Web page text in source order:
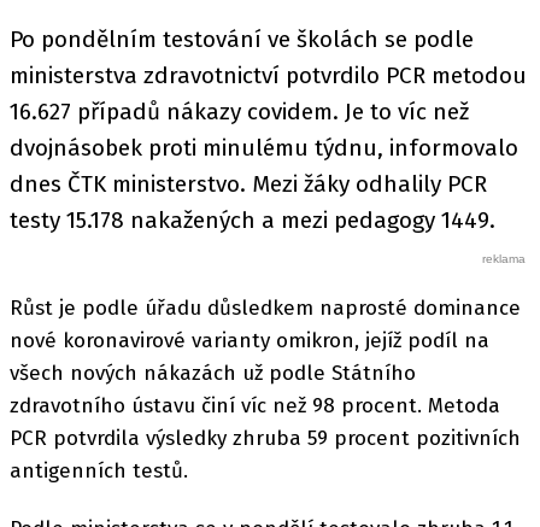
Po pondělním testování ve školách se podle
ministerstva zdravotnictví potvrdilo PCR metodou
16.627 případů nákazy covidem. Je to víc než
dvojnásobek proti minulému týdnu, informovalo
dnes ČTK ministerstvo. Mezi žáky odhalily PCR
testy 15.178 nakažených a mezi pedagogy 1449.
Růst je podle úřadu důsledkem naprosté dominance
nové koronavirové varianty omikron, jejíž podíl na
všech nových nákazách už podle Státního
zdravotního ústavu činí víc než 98 procent. Metoda
PCR potvrdila výsledky zhruba 59 procent pozitivních
antigenních testů.